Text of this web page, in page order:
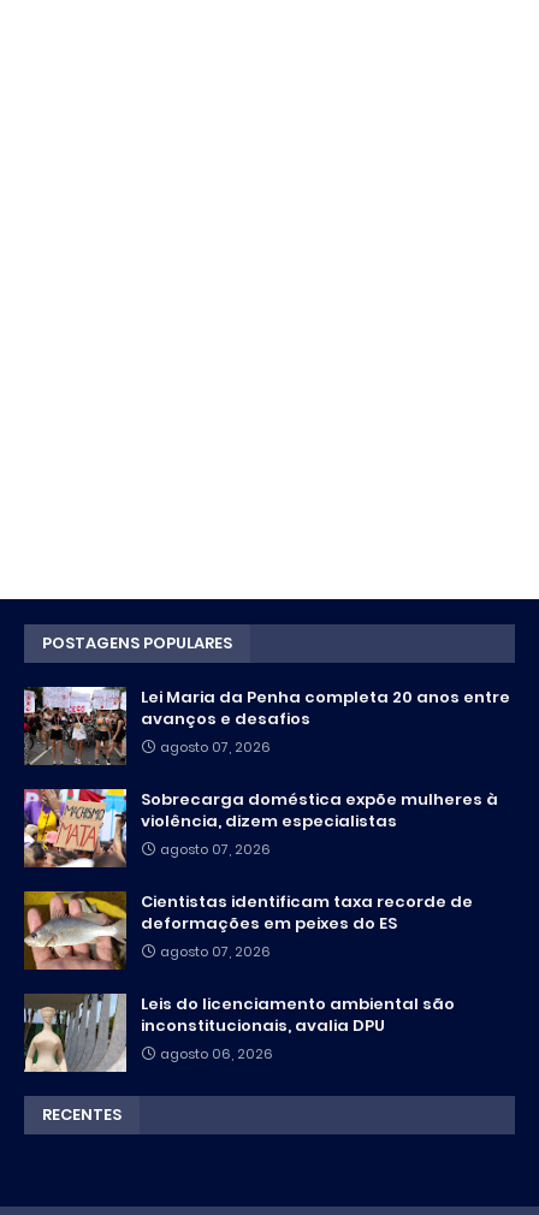
POSTAGENS POPULARES
Lei Maria da Penha completa 20 anos entre
avanços e desafios
agosto 07, 2026
Sobrecarga doméstica expõe mulheres à
violência, dizem especialistas
agosto 07, 2026
Cientistas identificam taxa recorde de
deformações em peixes do ES
agosto 07, 2026
Leis do licenciamento ambiental são
inconstitucionais, avalia DPU
agosto 06, 2026
RECENTES